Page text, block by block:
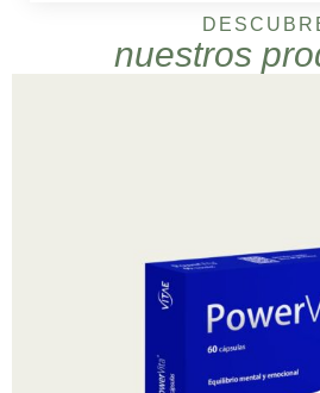
nuestros